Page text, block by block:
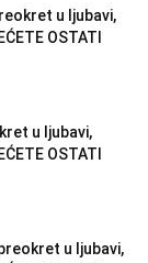
u ljubavi,
OSTATI
u ljubavi,
OSTATI
u ljubavi,